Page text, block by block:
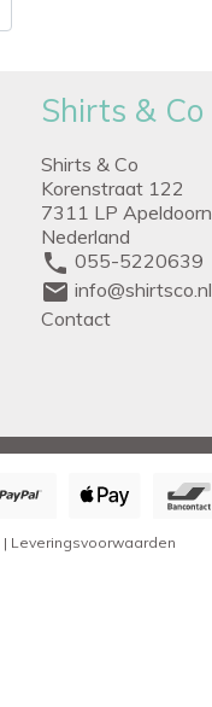
Shirts & Co
Shirts & Co
Korenstraat 122
7311 LP Apeldoorn
Nederland
phone 055-5220639
mail info@shirtsco.nl
Contact
| Leveringsvoorwaarden